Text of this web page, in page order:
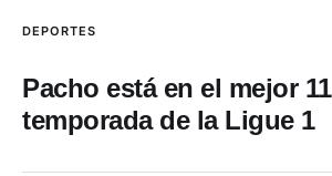
DEPORTES
Pacho está en el mejor
temporada de la Ligue 1